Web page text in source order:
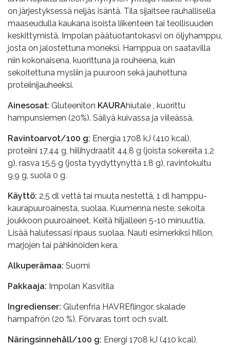
on järjestyksessä neljäs isäntä. Tila sijaitsee rauhallisella
maaseudulla kaukana isoista liikenteen tai teollisuuden
keskittymistä. Impolan päätuotantokasvi on öljyhamppu,
josta on jalostettuna moneksi. Hamppua on saatavilla
niin kokonaisena, kuorittuna ja rouheena, kuin
sekoitettuna mysliin ja puuroon sekä jauhettuna
proteiinijauheeksi.
Ainesosat: Gluteeniton KAURAhiutale , kuorittu
hampunsiemen (20%). Säilyä kuivassa ja viileässä.
Ravintoarvot/100 g: Energia 1708 kJ (410 kcal),
proteiini 17,44 g, hiilihydraatit 44,8 g (joista sokereita 1,2
g), rasva 15,5 g (josta tyydyttynyttä 1,8 g), ravintokuitu
9,9 g, suola 0 g.
Käyttö: 2,5 dl vettä tai muuta nestettä, 1 dl hamppu-
kaurapuuroainesta, suolaa. Kuumenna neste, sekoita
joukkoon puuroaineet. Keitä hiljalleen 5-10 minuuttia.
Lisää halutessasi ripaus suolaa. Nauti esimerkiksi hillon,
marjojen tai pähkinöiden kera.
Alkuperämaa: Suomi
Pakkaaja: Impolan Kasvitila
Ingredienser: Glutenfria HAVREflingor, skalade
hampafrön (20 %). Förvaras torrt och svalt.
Näringsinnehåll/100 g: Energi 1708 kJ (410 kcal),